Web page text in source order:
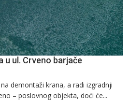
u ul. Crveno barjače
demontaži krana, a radi izgradnji
– poslovnog objekta, doći će...